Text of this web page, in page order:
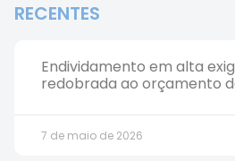
RECENTES
Endividamento em alta
redobrada ao orçamento
7 de maio de 2026